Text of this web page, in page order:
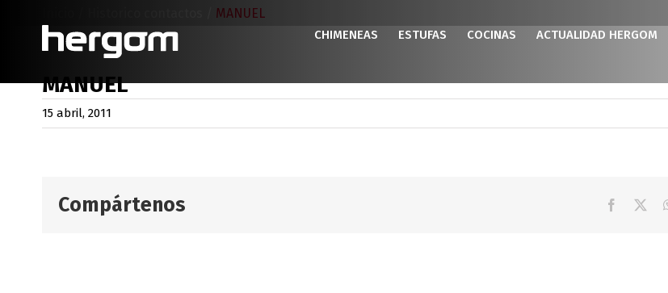
contenido
CHIMENEAS ESTUFAS COCINAS ACTUALIDAD HERGOM
MANUEL
MANUEL
15 abril, 2011
Compártenos Facebook